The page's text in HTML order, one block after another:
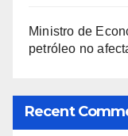
Ministro de
petróleo no
Recent